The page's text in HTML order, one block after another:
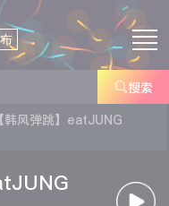
搜索
【韩风弹跳】eatJUNG